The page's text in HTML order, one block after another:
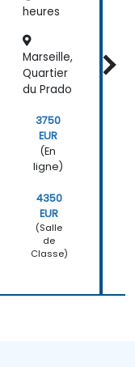
heures
Marseille,
Quartier
du Prado
3750
EUR
(En
ligne)
4350
EUR
(Salle
de
Classe)